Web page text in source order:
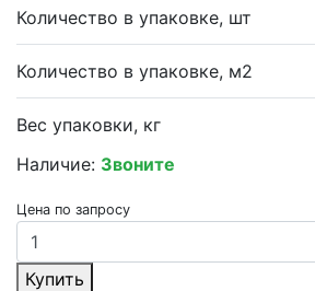
Количество в упаковке, шт
Количество в упаковке, м2
Вес упаковки, кг
Наличие: Звоните
Цена по запросу
Купить